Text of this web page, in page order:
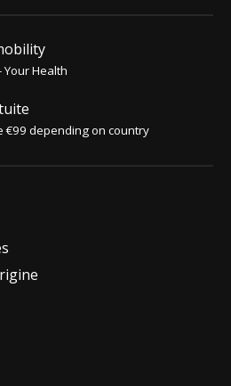
Your Health
€99 depending on country